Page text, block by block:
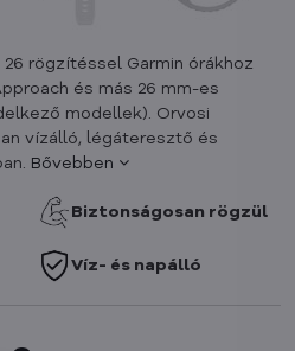
rögzítéssel Garmin órákhoz
és más 26 mm-es
modellek). Orvosi
vízálló, légáteresztő és
Bővebben
Biztonságosan rögzül
Víz- és napálló